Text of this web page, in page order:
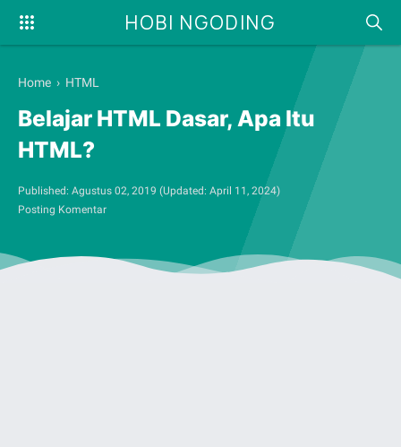
HOBI NGODING
Home › HTML
Belajar HTML Dasar, Apa Itu
HTML?
Published: Agustus 02, 2019 (Updated: April 11, 2024)
Posting Komentar